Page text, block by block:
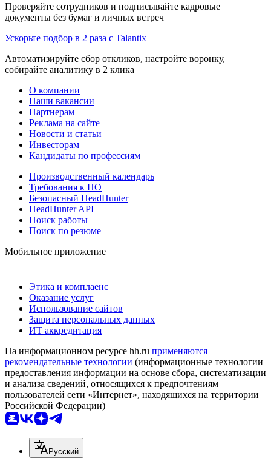
Проверяйте сотрудников и подписывайте кадровые
документы без бумаг и личных встреч
Ускорьте подбор в 2 раза с Talantix
Автоматизируйте сбор откликов, настройте воронку,
собирайте аналитику в 2 клика
О компании
Наши вакансии
Партнерам
Реклама на сайте
Новости и статьи
Инвесторам
Кандидаты по профессиям
Производственный календарь
Требования к ПО
Безопасный HeadHunter
HeadHunter API
Поиск работы
Поиск по резюме
Мобильное приложение
Этика и комплаенс
Оказание услуг
Использование сайтов
Защита персональных данных
ИТ аккредитация
На информационном ресурсе hh.ru применяются
рекомендательные технологии (информационные технологии
предоставления информации на основе сбора, систематизации
и анализа сведений, относящихся к предпочтениям
пользователей сети «Интернет», находящихся на территории
Российской Федерации)
Русский